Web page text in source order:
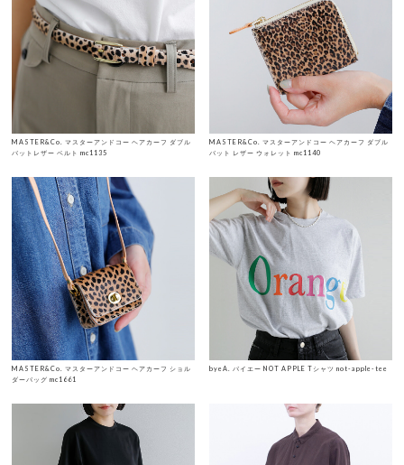
MASTER&Co. マスターアンドコー ヘアカーフ ダブル
バットレザー ベルト mc1135
MASTER&Co. マスターアンドコー ヘアカーフ ダブル
バット レザー ウォレット mc1140
MASTER&Co. マスターアンドコー ヘアカーフ ショル
ダーバッグ mc1661
byeA. バイエー NOT APPLE Tシャツ not-apple-tee